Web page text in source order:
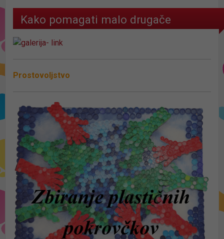
Kako pomagati malo drugače
Prostovoljstvo